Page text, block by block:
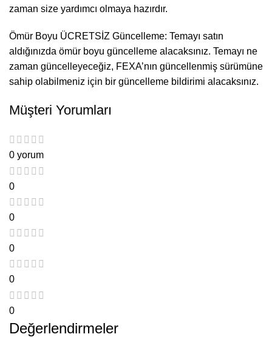
zaman size yardımcı olmaya hazırdır.
Ömür Boyu ÜCRETSİZ Güncelleme: Temayı satın
aldığınızda ömür boyu güncelleme alacaksınız. Temayı ne
zaman güncelleyeceğiz, FEXA’nın güncellenmiş sürümüne
sahip olabilmeniz için bir güncelleme bildirimi alacaksınız.
Müşteri Yorumları
0 yorum
0
0
0
0
0
Değerlendirmeler